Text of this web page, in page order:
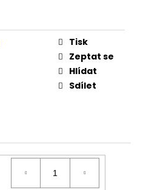
Tisk
Zeptat se
Hlídat
Sdílet